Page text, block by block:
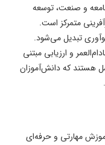
و صنعت، توسعه
متمرکز است.
تبدیل می‌شود.
و ارزیابی مبتنی
هستند که دانش‌آموزان
مهارتی و حرفه‌ای